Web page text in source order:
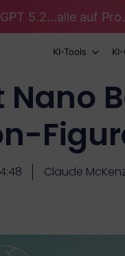
5.2...alle auf
KI-Tools
Claude